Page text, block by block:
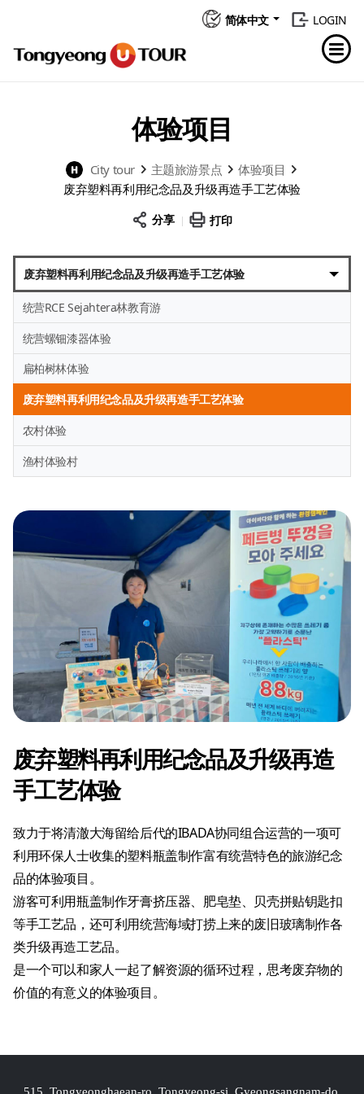
简体中文 LOGIN
体验项目
City tour 主题旅游景点
体验项目
废弃塑料再利用纪念品及升级再造手工艺体验
分享 打印
废弃塑料再利用纪念品及升级再造手工艺体验
统营RCE Sejahtera林教育游
统营螺钿漆器体验
扁柏树林体验
废弃塑料再利用纪念品及升级再造手工艺体验
农村体验
渔村体验村
废弃塑料再利用纪念品及升级再造
手工艺体验
致力于将清澈大海留给后代的IBADA协同组合运营的一项可
利用环保人士收集的塑料瓶盖制作富有统营特色的旅游纪念
品的体验项目。
游客可利用瓶盖制作牙膏挤压器、肥皂垫、贝壳拼贴钥匙扣
等手工艺品，还可利用统营海域打捞上来的废旧玻璃制作各
类升级再造工艺品。
是一个可以和家人一起了解资源的循环过程，思考废弃物的
价值的有意义的体验项目。
515, Tongyeonghaean-ro, Tongyeong-si, Gyeongsangnam-do,